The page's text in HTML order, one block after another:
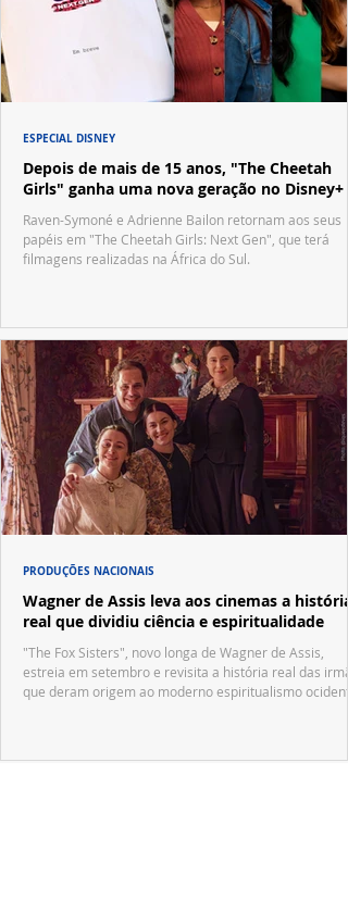
Depois de mais de 15 anos, "The Cheetah
Girls" ganha uma nova geração no Disney+
Raven-Symoné e Adrienne Bailon retornam aos seus
papéis em "The Cheetah Girls: Next Gen", que terá
filmagens realizadas na África do Sul.
ESPECIAL DISNEY
Wagner de Assis leva aos cinemas a história
real que dividiu ciência e espiritualidade
"The Fox Sisters", novo longa de Wagner de Assis,
estreia em setembro e revisita a história real das
que deram origem ao moderno espiritualismo
PRODUÇÕES NACIONAIS